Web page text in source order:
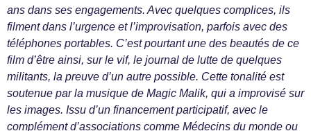
ans dans ses engagements. Avec quelques complices, ils
filment dans l’urgence et l’improvisation, parfois avec des
téléphones portables. C’est pourtant une des beautés de ce
film d’être ainsi, sur le vif, le journal de lutte de quelques
militants, la preuve d’un autre possible. Cette tonalité est
soutenue par la musique de Magic Malik, qui a improvisé sur
les images. Issu d’un financement participatif, avec le
complément d’associations comme Médecins du monde ou